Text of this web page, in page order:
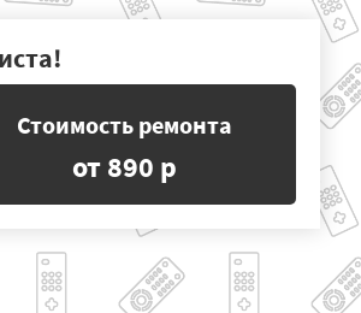
Стоимость ремонта
от 890 р